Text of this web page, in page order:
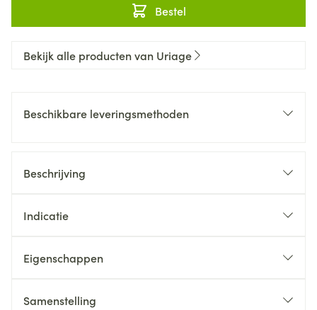
Bestel
Bekijk alle producten van Uriage
Beschikbare leveringsmethoden
Beschrijving
Indicatie
Eigenschappen
Samenstelling